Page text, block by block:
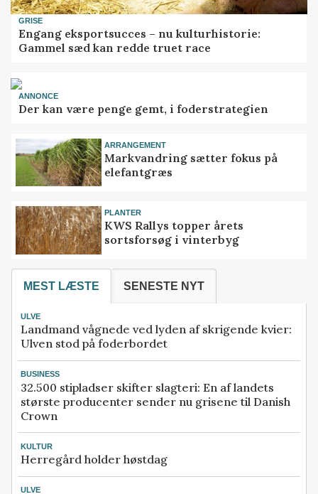
GRISE
Engang eksportsucces – nu kulturhistorie:
Gammel sæd kan redde truet race
ANNONCE
Der kan være penge gemt, i foderstrategien
ARRANGEMENT
Markvandring sætter fokus på
elefantgræs
PLANTER
KWS Rallys topper årets
sortsforsøg i vinterbyg
MEST LÆSTE SENESTE NYT
ULVE
Landmand vågnede ved lyden af skrigende kvier:
Ulven stod på foderbordet
BUSINESS
32.500 stipladser skifter slagteri: En af landets
største producenter sender nu grisene til Danish
Crown
KULTUR
Herregård holder høstdag
ULVE